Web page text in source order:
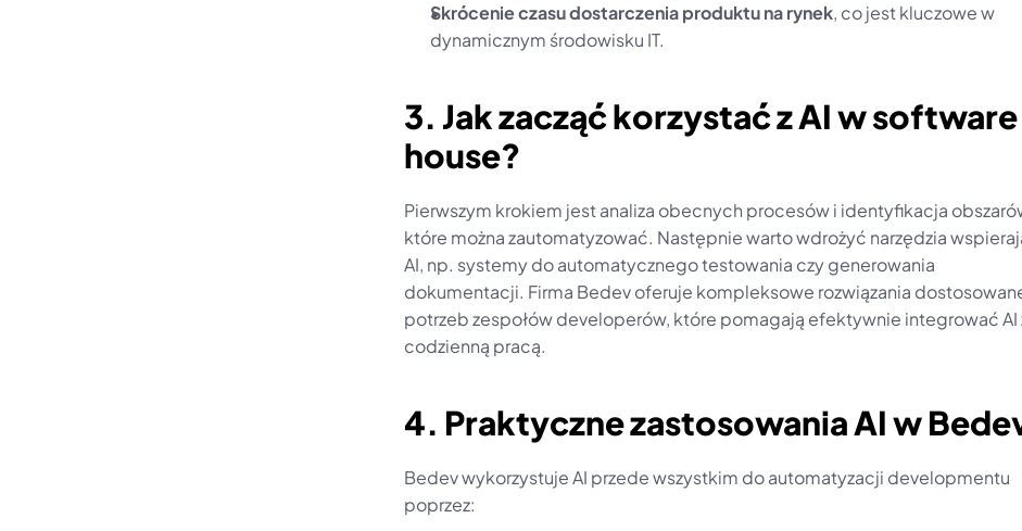
Skrócenie czasu dostarczenia produktu na rynek, co jest kluczowe w
dynamicznym środowisku IT.
3. Jak zacząć korzystać z AI w software
house?
Pierwszym krokiem jest analiza obecnych procesów i identyfikacja
które można zautomatyzować. Następnie warto wdrożyć narzędzia
AI, np. systemy do automatycznego testowania czy generowania
dokumentacji. Firma Bedev oferuje kompleksowe rozwiązania
potrzeb zespołów developerów, które pomagają efektywnie integrować AI
codzienną pracą.
4. Praktyczne zastosowania AI w
Bedev wykorzystuje AI przede wszystkim do automatyzacji developmentu
poprzez: